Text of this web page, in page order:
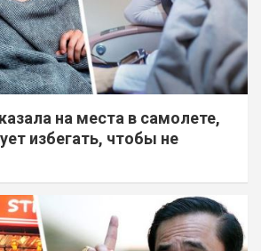
на места в самолете,
избегать, чтобы не